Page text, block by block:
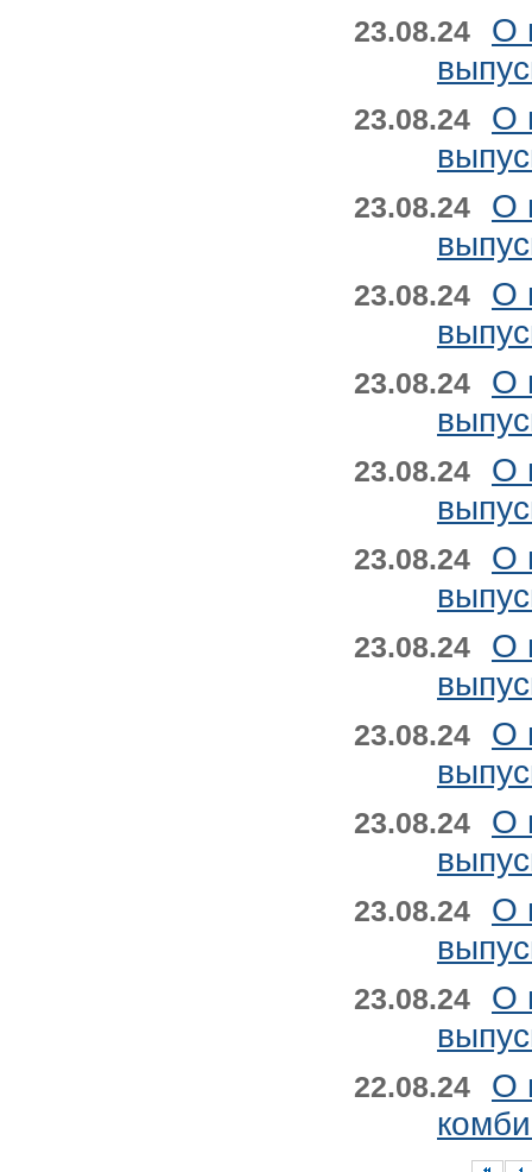
23.08.24
О
23.08.24
О
23.08.24
О
23.08.24
О
23.08.24
О
23.08.24
О
23.08.24
О
23.08.24
О
23.08.24
О
23.08.24
О
23.08.24
О
23.08.24
О
22.08.24
О